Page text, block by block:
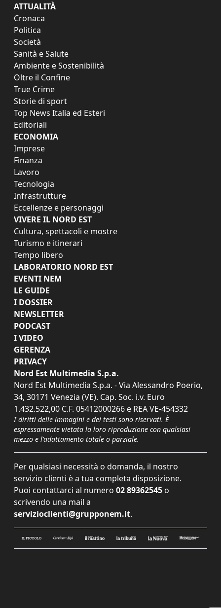
ATTUALITÀ
Cronaca
Politica
Società
Sanità e Salute
Ambiente e Sostenibilità
Oltre il Confine
True Crime
Storie di sport
Top News Italia ed Esteri
Editoriali
ECONOMIA
Imprese
Finanza
Lavoro
Tecnologia
Infrastrutture
Eccellenze e personaggi
VIVERE IL NORD EST
Cultura, spettacoli e mostre
Turismo e itinerari
Tempo libero
LABORATORIO NORD EST
EVENTI NEM
LE GUIDE
I DOSSIER
NEWSLETTER
PODCAST
I VIDEO
GERENZA
PRIVACY
Nord Est Multimedia S.p.a.
Nord Est Multimedia S.p.a. - Via Alessandro Poerio,
34, 30171 Venezia (VE). Cap. Soc. i.v. Euro
1.432.522,00 C.F. 05412000266 e REA VE-454332
I diritti delle immagini e dei testi sono riservati. È
espressamente vietata la loro riproduzione con qualsiasi
mezzo e l'adattamento totale o parziale.
Per qualsiasi necessità o domanda, il nostro
servizio clienti è a tua completa disposizione.
Puoi contattarci al numero 02 89362545 o
scrivendo una mail a
servizioclienti@grupponem.it.